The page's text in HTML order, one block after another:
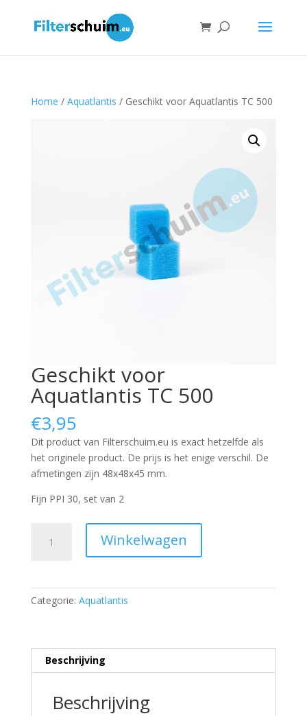
Home / Aquatlantis / Geschikt voor Aquatlantis TC 500
Geschikt voor
Aquatlantis TC 500
€3,95
Dit product van Filterschuim.eu is exact hetzelfde als
het originele product. De prijs is het enige verschil. De
afmetingen zijn 48x48x45 mm.
Fijn PPI 30, set van 2
quantity
Winkelwagen
Categorie: Aquatlantis
Beschrijving
Beschrijving